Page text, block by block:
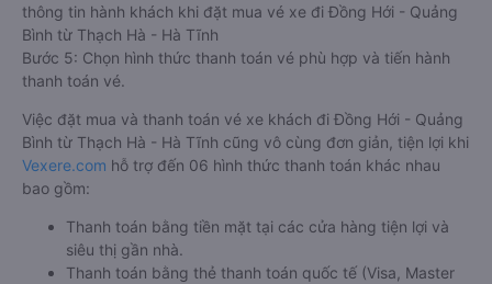
thông tin hành khách khi đặt mua vé xe đi Đồng Hới - Quảng
Bình từ Thạch Hà - Hà Tĩnh
Bước 5: Chọn hình thức thanh toán vé phù hợp và tiến hành
thanh toán vé.
Việc đặt mua và thanh toán vé xe khách đi Đồng Hới - Quảng
Bình từ Thạch Hà - Hà Tĩnh cũng vô cùng đơn giản, tiện lợi khi
Vexere.com hỗ trợ đến 06 hình thức thanh toán khác nhau
bao gồm:
Thanh toán bằng tiền mặt tại các cửa hàng tiện lợi và
siêu thị gần nhà.
Thanh toán bằng thẻ thanh toán quốc tế (Visa, Master